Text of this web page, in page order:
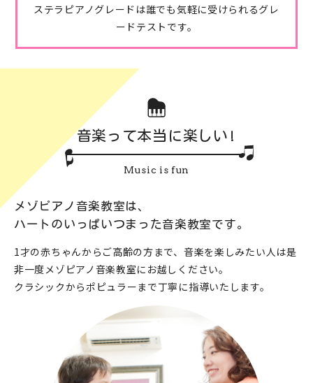
ステラピアノグレードは誰でも気軽に受けられるグレ
ードテストです。
音楽って本当に楽しい!
Music is fun
メゾピアノ音楽教室は、
ハートのいっぱいつまった音楽教室です。
1才の赤ちゃんからご高齢の方まで、音楽を楽しみたい人は是
非一度メゾピアノ音楽教室にお越しください。
クラシックからポピュラーまで丁寧に指導いたします。